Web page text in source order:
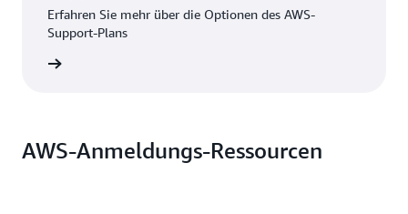
Erfahren Sie mehr über die Optionen des AWS-
Support-Plans
AWS-Anmeldungs-Ressourcen